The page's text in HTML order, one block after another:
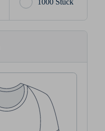
1000 Stück